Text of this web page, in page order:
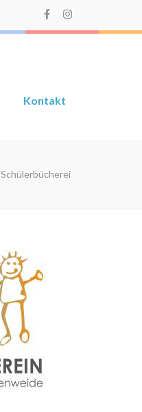
Kontakt
Schülerbücherei